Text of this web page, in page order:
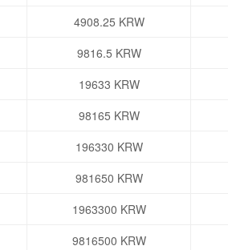
4908.25 KRW
9816.5 KRW
19633 KRW
98165 KRW
196330 KRW
981650 KRW
1963300 KRW
9816500 KRW